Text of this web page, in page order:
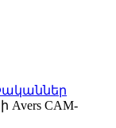
CAM-